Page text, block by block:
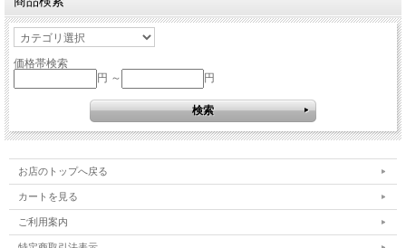
価格帯検索
円 ～
円
お店のトップへ戻る
カートを見る
ご利用案内